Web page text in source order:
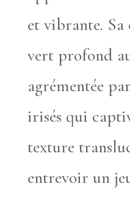
et vibrante.
vert profond
agrémentée
irisés qui
texture
entrevoir un